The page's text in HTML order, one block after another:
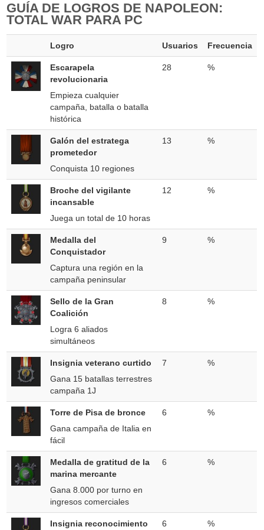
GUÍA DE LOGROS DE NAPOLEON:
TOTAL WAR PARA PC
Logro Usuarios Frecuencia
Escarapela
revolucionaria
Empieza cualquier
campaña, batalla o batalla
histórica
28 %
Galón del estratega
prometedor
Conquista 10 regiones
13 %
Broche del vigilante
incansable
Juega un total de 10 horas
12 %
Medalla del
Conquistador
Captura una región en la
campaña peninsular
9 %
Sello de la Gran
Coalición
Logra 6 aliados
simultáneos
8 %
Insignia veterano curtido
Gana 15 batallas terrestres
campaña 1J
7 %
Torre de Pisa de bronce
Gana campaña de Italia en
fácil
6 %
Medalla de gratitud de la
marina mercante
Gana 8.000 por turno en
ingresos comerciales
6 %
Insignia reconocimiento
6 %